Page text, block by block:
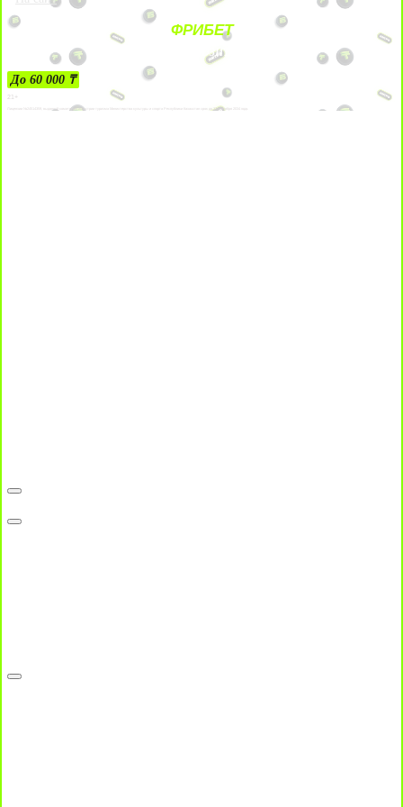
ФРИБЕТ
ЗА ДЕПОЗИТЫ
До 60 000 ₸
21+
Лицензии №24514359, выданной комитетом индустрии туризма Министерства культуры и спорта Республики Казахстан срок до 27 сентября 2034 года.